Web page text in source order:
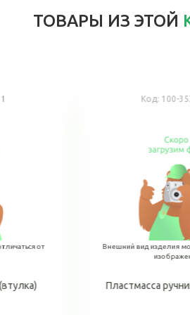
ТОВАРЫ ИЗ ЭТОЙ
вид изделия может отличаться от
верхняя стояночного тормоза